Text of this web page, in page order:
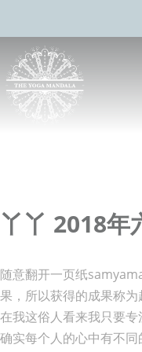
丫丫 2018年
随意翻开一页纸
果，所以获得的成果称为
在我这俗人看来我只要
确实每个人的心中有不